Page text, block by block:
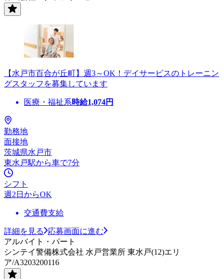
【水戸市百合が丘町】週3～OK！デイサービスのトレーニン
グスタッフを募集しています
医療・福祉系時給1,074円
勤務地
面接地
茨城県水戸市
東水戸駅から車で7分
シフト
週2日からOK
交通費支給
詳細を見る
応募画面に進む
アルバイト・パート
シンテイ警備株式会社 水戸営業所 東水戸(12)エリ
ア/A3203200116